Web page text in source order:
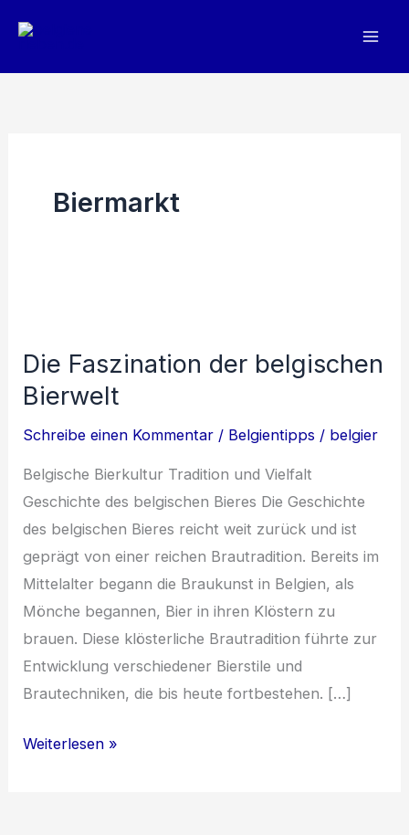
Inhalt
Biermarkt
Die Faszination der belgischen
Bierwelt
Schreibe einen Kommentar / Belgientipps / belgier
Belgische Bierkultur Tradition und Vielfalt
Geschichte des belgischen Bieres Die Geschichte
des belgischen Bieres reicht weit zurück und ist
geprägt von einer reichen Brautradition. Bereits im
Mittelalter begann die Braukunst in Belgien, als
Mönche begannen, Bier in ihren Klöstern zu
brauen. Diese klösterliche Brautradition führte zur
Entwicklung verschiedener Bierstile und
Brautechniken, die bis heute fortbestehen. […]
Die
Weiterlesen »